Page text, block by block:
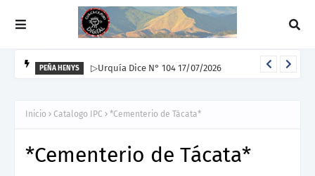
PEÑA HENYS ▷Urquía Dice N° 104 17/07/2026
Inicio Catalogo IPC *Cementerio de Tácata*
*Cementerio de Tácata*